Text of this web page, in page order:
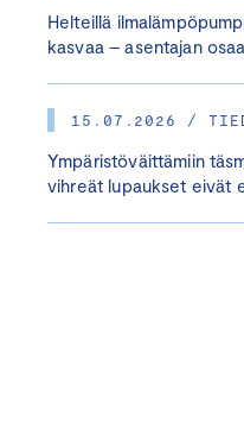
Helteillä
kasvaa – asentajan
15.07.2026 /
Ympäristöväittämiin
vihreät lupaukset eivät